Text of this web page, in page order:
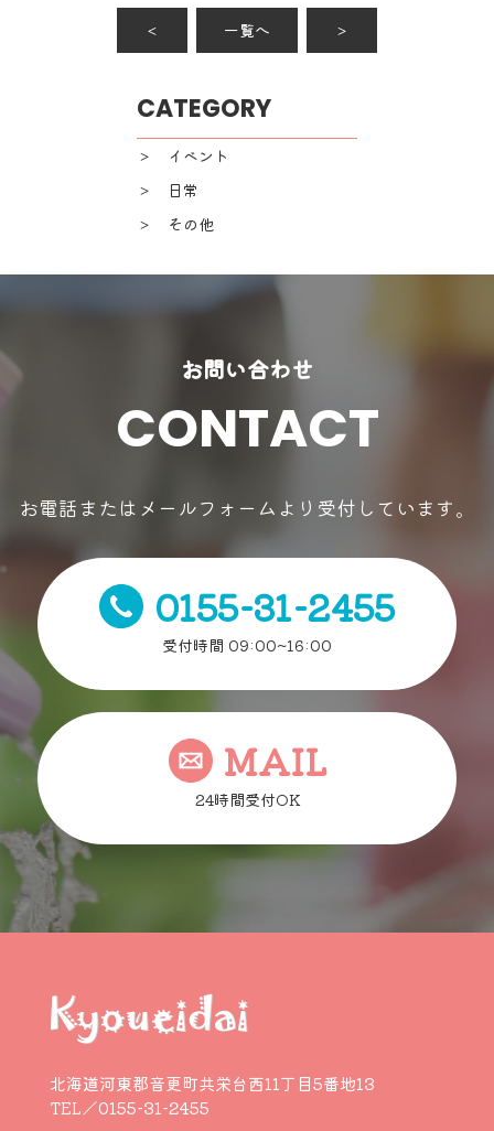
＜ 一覧へ ＞
CATEGORY
＞ イベント
＞ 日常
＞ その他
お問い合わせ
CONTACT
お電話またはメールフォームより受付しています。
0155-31-2455
受付時間 09:00~16:00
MAIL
24時間受付OK
北海道河東郡音更町共栄台西11丁目5番地13
TEL／0155-31-2455